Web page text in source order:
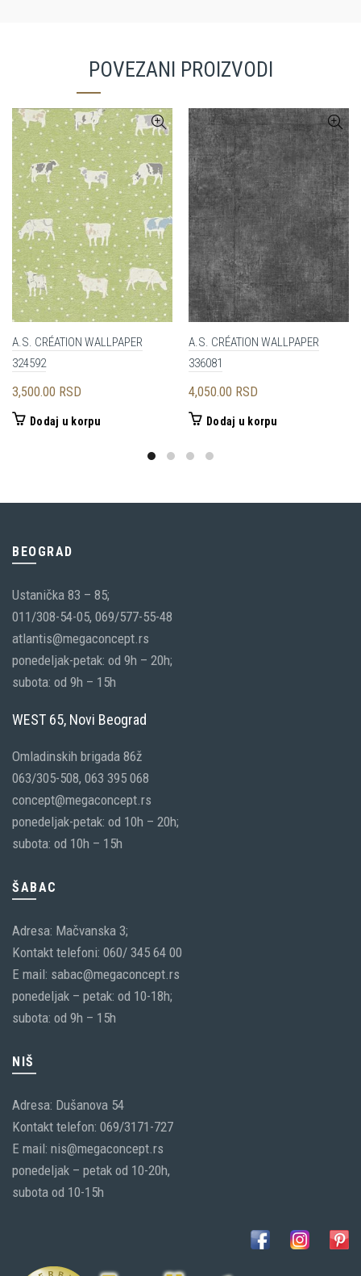
POVEZANI PROIZVODI
A.S. CRÉATION WALLPAPER
324592
3,500.00 RSD
Dodaj u korpu
A.S. CRÉATION WALLPAPER
336081
4,050.00 RSD
Dodaj u korpu
BEOGRAD
Ustanička 83 – 85;
011/308-54-05, 069/577-55-48
atlantis@megaconcept.rs
ponedeljak-petak: od 9h – 20h;
subota: od 9h – 15h
WEST 65, Novi Beograd
Omladinskih brigada 86ž
063/305-508, 063 395 068
concept@megaconcept.rs
ponedeljak-petak: od 10h – 20h;
subota: od 10h – 15h
ŠABAC
Adresa: Mačvanska 3;
Kontakt telefoni: 060/ 345 64 00
E mail: sabac@megaconcept.rs
ponedeljak – petak: od 10-18h;
subota: od 9h – 15h
NIŠ
Adresa: Dušanova 54
Kontakt telefon: 069/3171-727
E mail: nis@megaconcept.rs
ponedeljak – petak od 10-20h,
subota od 10-15h